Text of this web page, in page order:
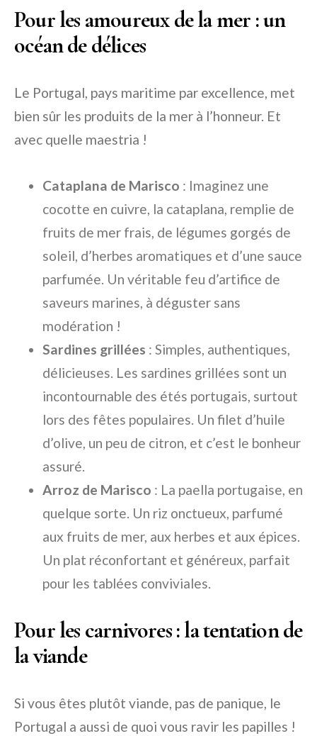
Pour les amoureux de la mer : un
océan de délices
Le Portugal, pays maritime par excellence, met
bien sûr les produits de la mer à l’honneur. Et
avec quelle maestria !
Cataplana de Marisco : Imaginez une
cocotte en cuivre, la cataplana, remplie de
fruits de mer frais, de légumes gorgés de
soleil, d’herbes aromatiques et d’une sauce
parfumée. Un véritable feu d’artifice de
saveurs marines, à déguster sans
modération !
Sardines grillées : Simples, authentiques,
délicieuses. Les sardines grillées sont un
incontournable des étés portugais, surtout
lors des fêtes populaires. Un filet d’huile
d’olive, un peu de citron, et c’est le bonheur
assuré.
Arroz de Marisco : La paella portugaise, en
quelque sorte. Un riz onctueux, parfumé
aux fruits de mer, aux herbes et aux épices.
Un plat réconfortant et généreux, parfait
pour les tablées conviviales.
Pour les carnivores : la tentation de
la viande
Si vous êtes plutôt viande, pas de panique, le
Portugal a aussi de quoi vous ravir les papilles !